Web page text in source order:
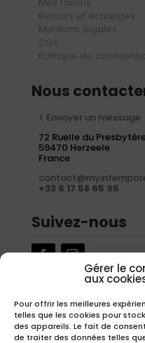
Gérer le
aux
Pour offrir les meilleures
telles que les cookies pour
des appareils. Le fait de
de traiter des données telles
Retours et échanges
Mentions légales
CGV
Politique de
Nous
> Envoyer un message
72 Ruelle du
59470 Herzeele
France
+33 6 17 58 65 95
Suivez-nous
Inscrivez-vous à notre
exclusives.